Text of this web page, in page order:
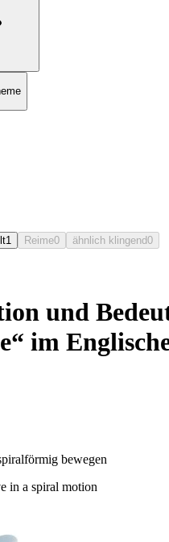
1 Reime0 ähnlich klingend0
und
im
bewegen
in a spiral motion